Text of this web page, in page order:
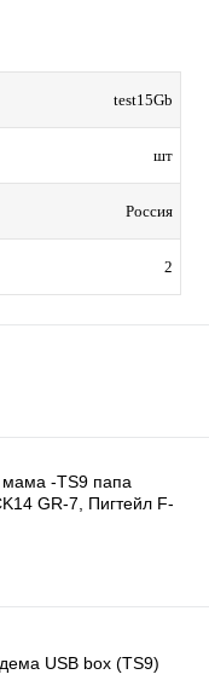
test15Gb
шт
Россия
2
-TS9 папа
GR-7, Пигтейл F-
Адаптер для
USB box (TS9)